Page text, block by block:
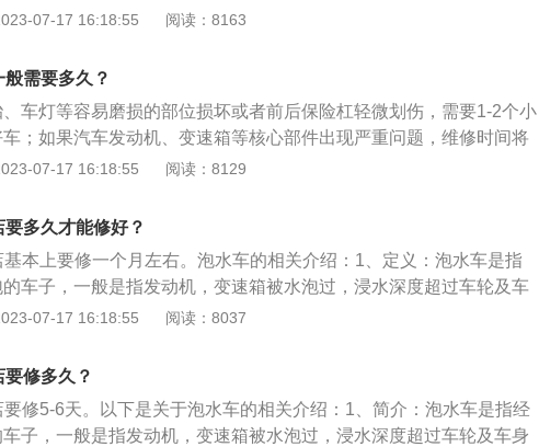
间浸泡的汽车。2、介绍二：泡水车也就是被水浸泡过的车辆，按
盘，第三类是积水漫过车顶。3、介绍三：第一类最为常见，修复后
影响不大，而后两类水深超过了中控台或者直接没顶的车辆，就算修
定时炸弹，建议车主千万别图便宜购买。
07-17 16:18:55 阅读：8163
需要多久？
车灯等容易磨损的部位损坏或者前后保险杠轻微划伤，需要1-2个小
；如果汽车发动机、变速箱等核心部件出现严重问题，维修时间将
不等。与维修时间相关的因素：受损地点的位置：一般来说，汽车
时间才能修复。损坏程度：汽车损坏越严重，修理汽车就越困难，
时间也就越长。备件：如果修车的时候有现成的备件，可以相当快地
要预订备件，等待时间会增加，维修时间也会延长。技术：技工技
时间越快。
07-17 16:18:55 阅读：8129
多久才能修好？
本上要修一个月左右。泡水车的相关介绍：1、定义：泡水车是指
车子，一般是指发动机，变速箱被水泡过，浸水深度超过车轮及车
底部部件与水长时间接触的机动车。2、危害：泡过水的车容易发
，在危险关键时期它们不工作，后果将不堪设想。泡水车修复后就
弹”，随时都可能出现问题。比如高速行驶时发动机突然熄火，安全
无法弹出甚至无故弹出等。
07-17 16:18:55 阅读：8037
修多久？
修5-6天。以下是关于泡水车的相关介绍：1、简介：泡水车是指经
子，一般是指发动机，变速箱被水泡过，浸水深度超过车轮及车身